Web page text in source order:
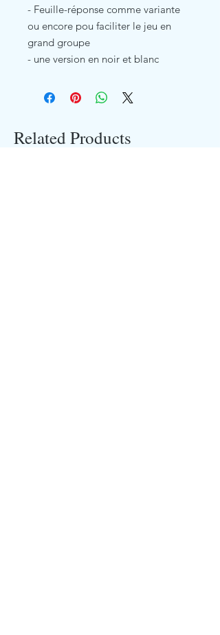
- Feuille-réponse comme variante
ou encore pou faciliter le jeu en
grand groupe
- une version en noir et blanc
Related Products